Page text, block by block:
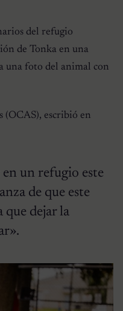
del refugio
de Tonka en una
una foto del animal con
(OCAS), escribió en
en un refugio este
de que este
que dejar la